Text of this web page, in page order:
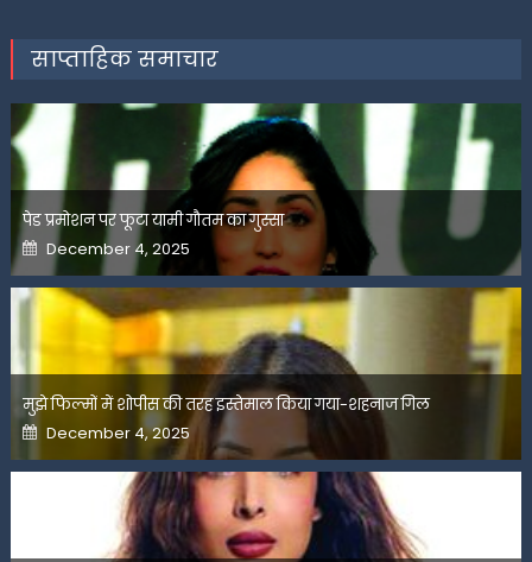
साप्ताहिक समाचार
पेड प्रमोशन पर फूटा यामी गौतम का गुस्सा
Posted
on
December 4, 2025
मुझे फिल्मों में शोपीस की तरह इस्तेमाल किया गया-शहनाज गिल
Posted
on
December 4, 2025